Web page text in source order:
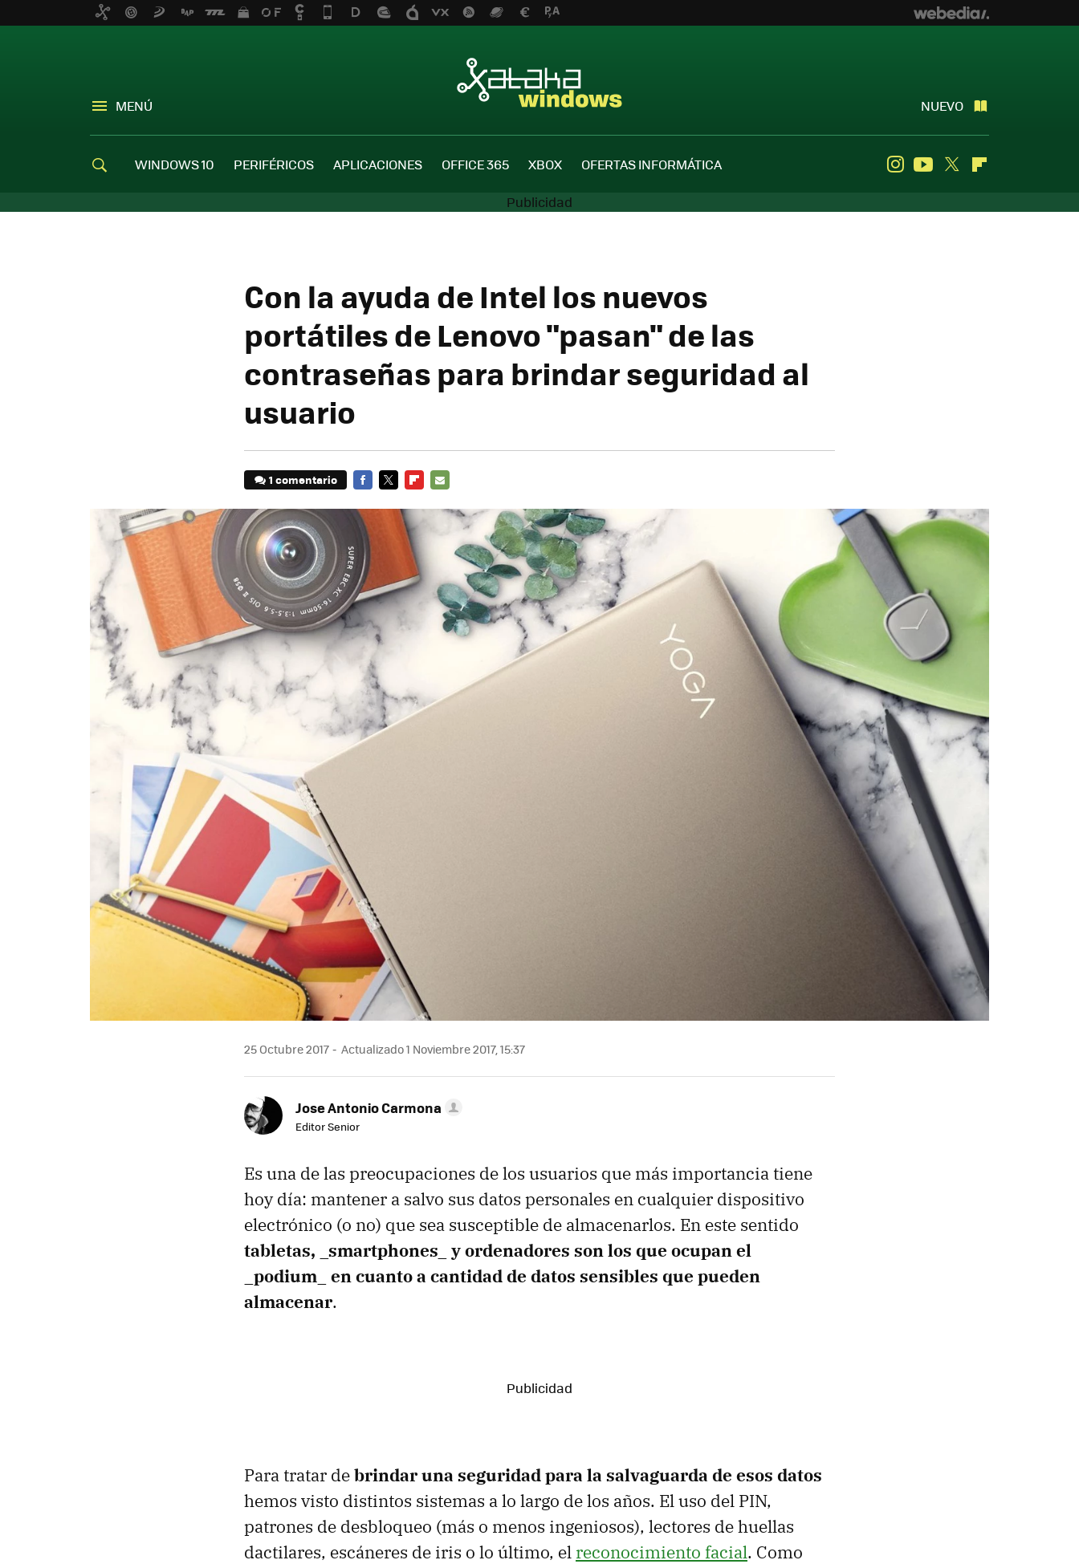
MENÚ NUEVO
WINDOWS 10 PERIFÉRICOS APLICACIONES OFFICE 365 XBOX OFERTAS INFORMÁTICA InstagramYoutube
Twitter
Con la ayuda de Intel los nuevos
portátiles de Lenovo "pasan" de las
contraseñas para brindar seguridad al
usuario
1 comentario
MAIL
25 Octubre 2017 Actualizado 1 Noviembre 2017, 15:37
Jose Antonio Carmona
Editor Senior
Es una de las preocupaciones de los usuarios que más importancia tiene
hoy día: mantener a salvo sus datos personales en cualquier dispositivo
electrónico (o no) que sea susceptible de almacenarlos. En este sentido
tabletas, _smartphones_ y ordenadores son los que ocupan el
_podium_ en cuanto a cantidad de datos sensibles que pueden
almacenar.
Para tratar debrindar una seguridad para la salvaguarda de esos datos
hemos visto distintos sistemas a lo largo de los años. El uso del PIN,
patrones de desbloqueo (más o menos ingeniosos), lectores de huellas
dactilares, escáneres de iris o lo último, el reconocimiento facial. Como